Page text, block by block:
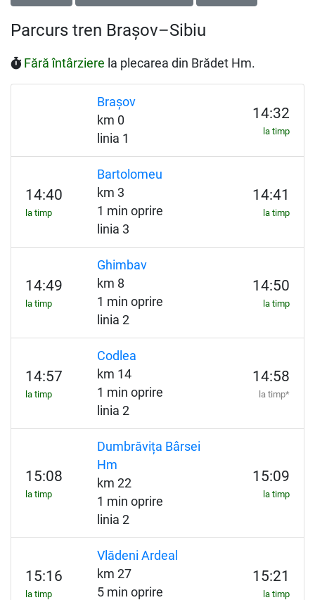
Parcurs tren Brașov–Sibiu
Fără întârziere la plecarea din Brădet Hm.
Brașov
km 0
linia 1
14:32
la timp
14:40
la timp
Bartolomeu
km 3
1 min oprire
linia 3
14:41
la timp
14:49
la timp
Ghimbav
km 8
1 min oprire
linia 2
14:50
la timp
14:57
la timp
Codlea
km 14
1 min oprire
linia 2
14:58
la timp*
15:08
la timp
Dumbrăvița Bârsei
Hm
km 22
1 min oprire
linia 2
15:09
la timp
15:16
la timp
Vlădeni Ardeal
km 27
5 min oprire
15:21
la timp